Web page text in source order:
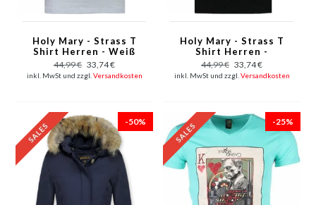
Holy Mary - Strass T
Shirt Herren - Weiß
44,99 € 33,74 €
inkl. MwSt und zzgl. Versandkosten
Holy Mary - Strass T
Shirt Herren -
Schwarz
44,99 € 33,74 €
inkl. MwSt und zzgl. Versandkosten
-50% -25%